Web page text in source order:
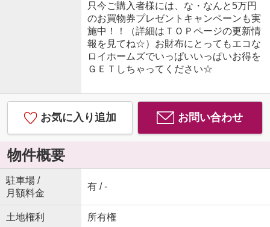
只今ご購入者様には、な・なんと5万円
のお買物券プレゼントキャンペーンも実
施中！！（詳細はＴＯＰページの更新情
報を見てね☆）お財布にとってもエコな
ロイホームズでいっぱいいっぱいお得を
ＧＥＴしちゃってください☆
お気に入り追加 お問い合わせ
物件概要
駐車場 /
月額料金
有 / -
土地権利 所有権